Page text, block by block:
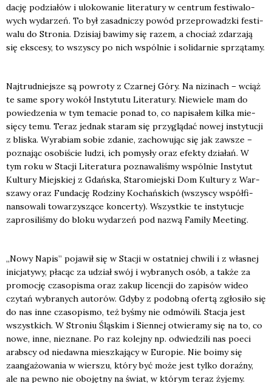
da­cję podzia­łów i ulo­ko­wa­nie lite­ra­tu­ry w cen­trum festi­wa­lo­
wych wyda­rzeń. To był zasad­ni­czy powód prze­pro­wadz­ki festi­
wa­lu do Stro­nia. Dzi­siaj bawi­my się razem, a cho­ciaż zda­rza­ją
się eks­ce­sy, to wszy­scy po nich wspól­nie i soli­dar­nie sprzą­ta­my.
Naj­trud­niej­sze są powro­ty z Czar­nej Góry. Na nizi­nach – wciąż
te same spo­ry wokół Insty­tu­tu Lite­ra­tu­ry. Nie­wie­le mam do
powie­dze­nia w tym tema­cie ponad to, co napi­sa­łem kil­ka mie­
się­cy temu. Teraz jed­nak sta­ram się przy­glą­dać nowej insty­tu­cji
z bli­ska. Wyra­biam sobie zda­nie, zacho­wu­jąc się jak zawsze –
pozna­jąc oso­bi­ście ludzi, ich pomy­sły oraz efek­ty dzia­łań. W
tym roku w Sta­cji Lite­ra­tu­ra pozna­wa­li­śmy wspól­nie Insty­tut
Kul­tu­ry Miej­skiej z Gdań­ska, Sta­ro­miej­ski Dom Kul­tu­ry z War­
sza­wy oraz Fun­da­cję Rodzi­ny Kochań­skich (wszy­scy współ­fi­
nan­so­wa­li towa­rzy­szą­ce kon­cer­ty). Wszyst­kie te insty­tu­cje
zapro­si­li­śmy do blo­ku wyda­rzeń pod nazwą Fami­ly Meeting.
„Nowy Napis” poja­wił się w Sta­cji w ostat­niej chwi­li i z wła­snej
ini­cja­ty­wy, pła­cąc za udział swój i wybra­nych osób, a tak­że za
pro­mo­cję cza­so­pi­sma oraz zakup licen­cji do zapi­sów wideo
czy­tań wybra­nych auto­rów. Gdy­by z podob­ną ofer­tą zgło­si­ło się
do nas inne cza­so­pi­smo, też byśmy nie odmó­wi­li. Sta­cja jest
wszyst­kich. W Stro­niu Ślą­skim i Sien­nej otwie­ra­my się na to, co
nowe, inne, nie­zna­ne. Po raz kolej­ny np. odwie­dzi­li nas poeci
arab­scy od nie­daw­na miesz­ka­ją­cy w Euro­pie. Nie boimy się
zaan­ga­żo­wa­nia w wier­szu, któ­ry być może jest tyl­ko doraź­ny,
ale na pew­no nie obo­jęt­ny na świat, w któ­rym teraz żyje­my.